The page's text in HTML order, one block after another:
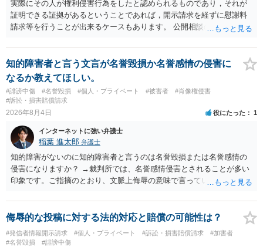
実際にその人が権利侵害行為をしたと認められるものであり，それが
証明できる証拠があるということであれば，開示請求を経ずに慰謝料
請求等を行うことが出来るケースもあります。 公開相談の場では回答
に個別に相談されると良いでしょう。
知的障害者と言う文言が名誉毀損か名誉感情の侵害に
なるか教えてほしい。
#誹謗中傷 #名誉毀損 #個人・プライベート #被害者
#肖像権侵害
#訴訟・損害賠償請求
2026年8月4日 役にたった 1
インターネットに強い弁護士
稲葉 進太郎 弁護士
知的障害がないのに知的障害者と言うのは名誉毀損または名誉感情の
侵害になりますか？ →裁判所では、名誉感情侵害とされることが多い
印象です。ご指摘のとおり、文脈上侮辱の意味で言っている点も加味
侮辱的な投稿に対する法的対応と賠償の可能性は？
#発信者情報開示請求 #個人・プライベート #訴訟・損害賠償請求
#加害者
#名誉毀損
#誹謗中傷